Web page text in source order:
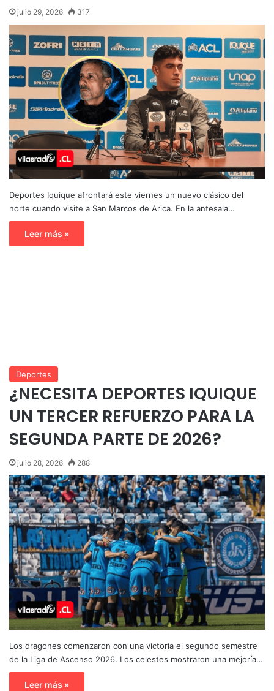
julio 29, 2026 317
Deportes Iquique afrontará este viernes un nuevo clásico del
norte cuando visite a San Marcos de Arica. En la antesala…
Leer más »
Deportes
¿NECESITA DEPORTES IQUIQUE
UN TERCER REFUERZO PARA LA
SEGUNDA PARTE DE 2026?
julio 28, 2026 288
Los dragones comenzaron con una victoria el segundo semestre
de la Liga de Ascenso 2026. Los celestes mostraron una mejoría…
Leer más »